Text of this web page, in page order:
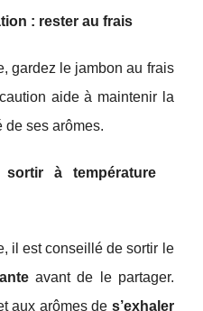
: rester au frais
gardez le jambon au frais
aide à maintenir la
de ses arômes.
à température
il est conseillé de sortir le
avant de le partager.
aux arômes de s’exhaler